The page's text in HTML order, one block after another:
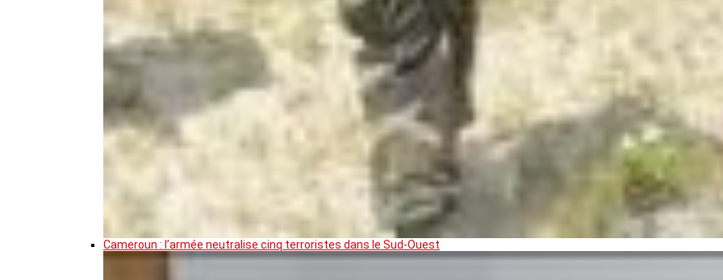
Cameroun : l’armée neutralise cinq terroristes dans le Sud-Ouest